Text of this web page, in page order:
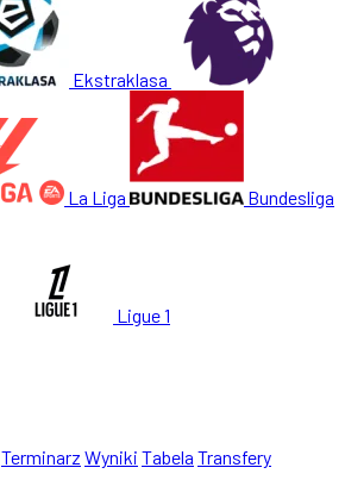
Ekstraklasa
La Liga Bundesliga
Ligue 1
Terminarz Wyniki Tabela Transfery